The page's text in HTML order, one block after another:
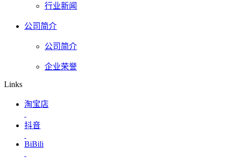
行业新闻
公司简介
公司简介
企业荣誉
Links
淘宝店
抖音
BiBili